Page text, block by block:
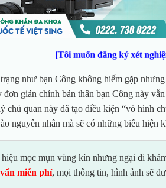
[Tôi muốn đăng ký xét
như bạn Công không hiếm gặp
đơn giản chính bản thân bạn Công này
chủ quan này đã tạo điều kiện “vô hình
nguyên nhân mà sẽ có những biểu hiện
mọc mụn vùng kín nhưng ngại đi
miễn phí, mọi thông tin, hình ảnh sẽ